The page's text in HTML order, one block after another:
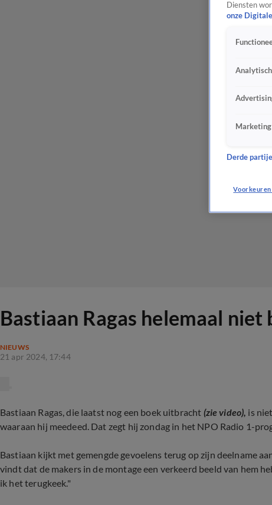
Bastiaan Ragas helemaal
NIEUWS
21 apr 2024, 17:44
Bastiaan Ragas, die laatst nog een boek uitbracht (zie video), is
waaraan hij meedeed. Dat zegt hij zondag in het NPO Radio 1-
Bastiaan kijkt met gemengde gevoelens terug op zijn deelname
vindt dat de makers in de montage een verkeerd beeld van hem
ik het terugkeek."
Diensten
onze
Analytisch
Derde